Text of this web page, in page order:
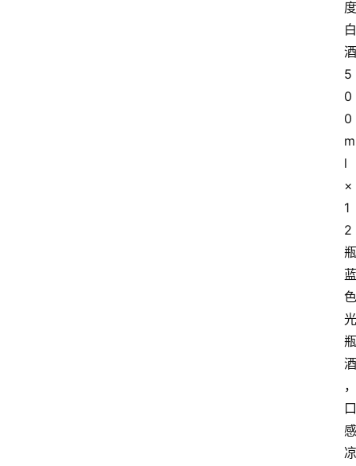
度
白
酒
5
0
0
m
l
×
1
2
瓶
蓝
色
光
瓶
酒
，
口
感
凉